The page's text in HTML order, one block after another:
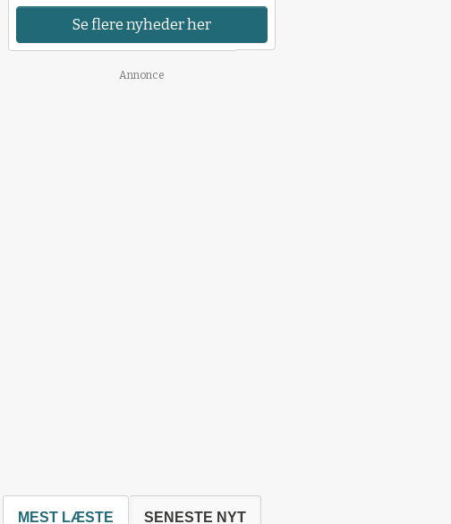
Se flere nyheder her
Annonce
MEST LÆSTE SENESTE NYT